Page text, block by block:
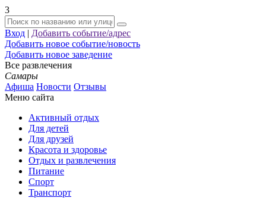
3
Вход | Добавить событие/адрес
Добавить новое событие/новость
Добавить новое заведение
Все развлечения
Самары
Афиша Новости Отзывы
Меню сайта
Активный отдых
Для детей
Для друзей
Красота и здоровье
Отдых и развлечения
Питание
Спорт
Транспорт